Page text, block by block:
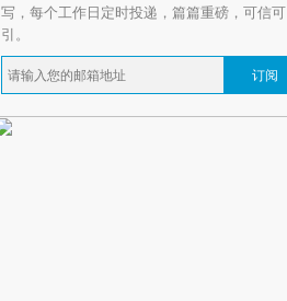
写，每个工作日定时投递，篇篇重磅，可信可
引。
订阅